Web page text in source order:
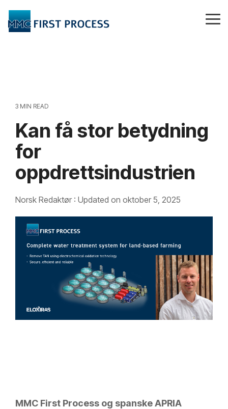
the
main
3 MIN READ
Kan få stor betydning
for
oppdrettsindustrien
Norsk Redaktør : Updated on oktober 5, 2025
MMC First Process og spanske APRIA